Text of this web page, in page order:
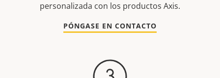
personalizada con los productos Axis.
PÓNGASE EN CONTACTO